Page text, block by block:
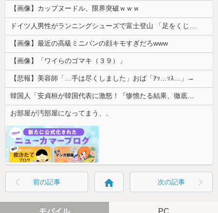
【画像】カップヌードル、限界突破ｗｗｗ
ドイツ人男性がランニングシューズで富士登山 「足をくじいて動けない」
【画像】最近の高級ミニバンの顔キモすぎだろwww
【画像】「ワイらのゴマキ（３９）」
【悲報】美容師「…手は尽くしました」おば「ｱｯ…ｯｽ…」→
韓国人「安貞桓が韓国代表に激怒！『惨憺たる結果、徹底的な刷新が必要だ』と監督や協会を痛烈批判」
お部屋が汚部屋になってまう、、
前の記事 home 次の記事